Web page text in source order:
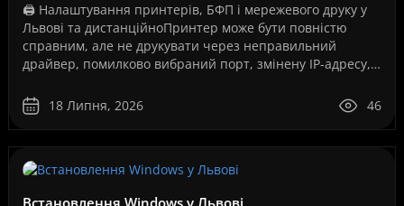
🖨️ Налаштування принтерів, БФП і мережевого друку у
Львові та дистанційноПринтер може бути повністю
справним, але не друкувати через неправильний
драйвер, помилково вибраний порт, змінену IP-адресу,
18 Липня, 2026
46
Встановлення Windows у Львові